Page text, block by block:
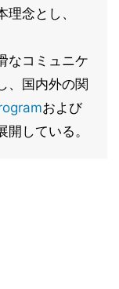
理念とし、
なコミュニケ
、国内外の関
および
している。